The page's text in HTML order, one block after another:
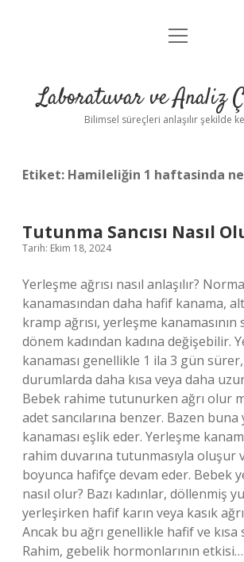
Anasayfa
Yasal Uyarı
menüyü
Laboratuvar ve Analiz
Bilimsel süreçleri anlaşılır şekilde
Etiket: Hamileliğin 1 haftasinda
Tutunma Sancısı Nasıl
Tarih: Ekim 18, 2024
Yerleşme ağrısı nasıl anlaşılır?
kanamasından daha hafif kanama,
kramp ağrısı, yerleşme kanamasının
dönem kadından kadına değişebilir.
kanaması genellikle 1 ila 3 gün sürer,
durumlarda daha kısa veya daha
Bebek rahime tutunurken ağrı olur
adet sancılarına benzer. Bazen buna
kanaması eşlik eder. Yerleşme
rahim duvarına tutunmasıyla oluşur
boyunca hafifçe devam eder. Bebek
nasıl olur? Bazı kadınlar, döllenmiş
yerleşirken hafif karın veya kasık
Ancak bu ağrı genellikle hafif ve kısa
Rahim, gebelik hormonlarının etkisi…